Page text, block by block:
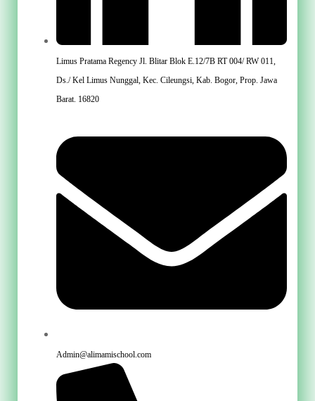
Limus Pratama Regency Jl. Blitar Blok E.12/7B RT 004/ RW 011,
Ds./ Kel Limus Nunggal, Kec. Cileungsi, Kab. Bogor, Prop. Jawa
Barat. 16820
Admin@alimamischool.com